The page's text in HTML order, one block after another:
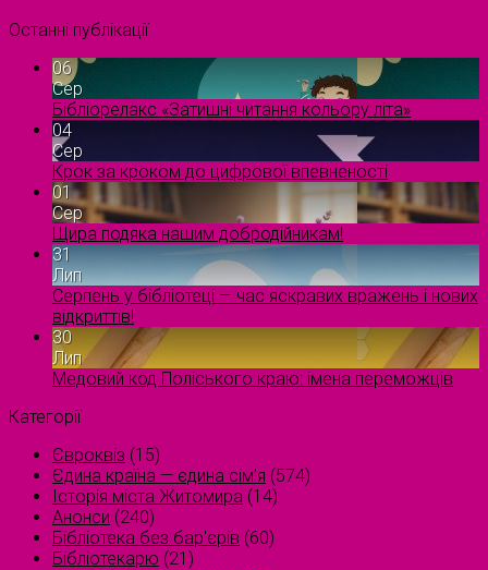
Останні публікації
06
Сер
Бібліорелакс «Затишні читання кольору літа»
04
Сер
Крок за кроком до цифрової впевненості
01
Сер
Щира подяка нашим добродійникам!
31
Лип
Серпень у бібліотеці — час яскравих вражень і нових
відкриттів!
30
Лип
Медовий код Поліського краю: імена переможців
Категорії
Євроквіз (15)
Єдина країна — єдина сім’я (574)
Історія міста Житомира (14)
Анонси (240)
Бібліотека без бар'єрів (60)
Бібліотекарю (21)